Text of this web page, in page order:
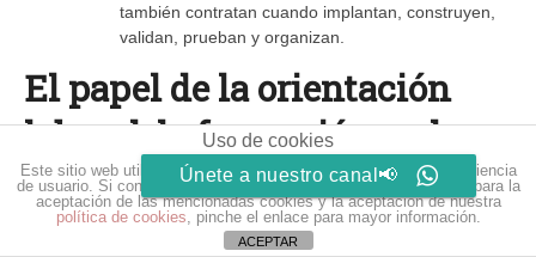
también contratan cuando implantan, construyen,
validan, prueban y organizan.
El papel de la orientación
laboral, la formación y el
desarrollo local
Este proceso exige una respuesta desde los servicios de
Uso de cookies
Este sitio web utiliza cookies para que usted tenga la mejor experiencia
de usuario. Si continúa navegando está dando su consentimiento para la
aceptación de las mencionadas cookies y la aceptación de nuestra
política de cookies, pinche el enlace para mayor información.
ACEPTAR
Únete a nuestro canal📢